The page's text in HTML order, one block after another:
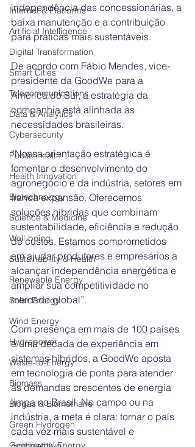
Internet & Platforms
Artificial Intelligence
Digital Transformation
Smart Cities
Telecommunications
Data & Analytics
Cybersecurity
Public Health
Health Innovation
Biotechnology
Science & Medicine
Well-being
Sustainability & Health
Renewable Energy
Solar Energy
Wind Energy
Hydropower
Waste-to-Energy
Biomass
Biogas & Biomethane
Green Hydrogen
independência das concessionárias, a
baixa manutenção e a contribuição
para práticas mais sustentáveis.
De acordo com Fábio Mendes, vice-
presidente da GoodWe para a
América do Sul, a estratégia da
companhia está alinhada às
necessidades brasileiras.
“Nossa orientação estratégica é
fomentar o desenvolvimento do
agronegócio e da indústria, setores em
franca expansão. Oferecemos
soluções híbridas que combinam
sustentabilidade, eficiência e redução
de custos. Estamos comprometidos
em ajudar produtores e empresários a
alcançar independência energética e
ampliar sua competitividade no
mercado global”.
Com presença em mais de 100 países
e uma década de experiência em
sistemas híbridos, a GoodWe aposta
em tecnologia de ponta para atender
às demandas crescentes de energia
limpa no Brasil. No campo ou na
indústria, a meta é clara: tornar o país
cada vez mais sustentável e